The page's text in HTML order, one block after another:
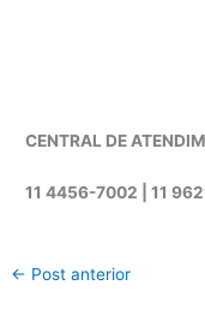
CENTRAL DE
11 4456-7002 | 11
← Post anterior